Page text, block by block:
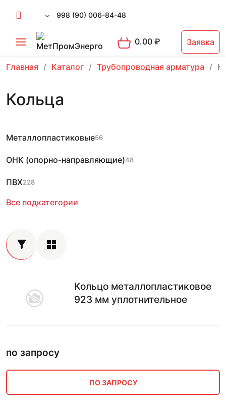
998 (90) 006-84-48
0.00₽ Заявка
Главная Каталог Трубопроводная арматура
Кольца
Металлопластиковые56
ОНК (опорно-направляющие)48
ПВХ228
Все подкатегории
Кольцо металлопластиковое
923 мм уплотнительное
по запросу
ПО ЗАПРОСУ